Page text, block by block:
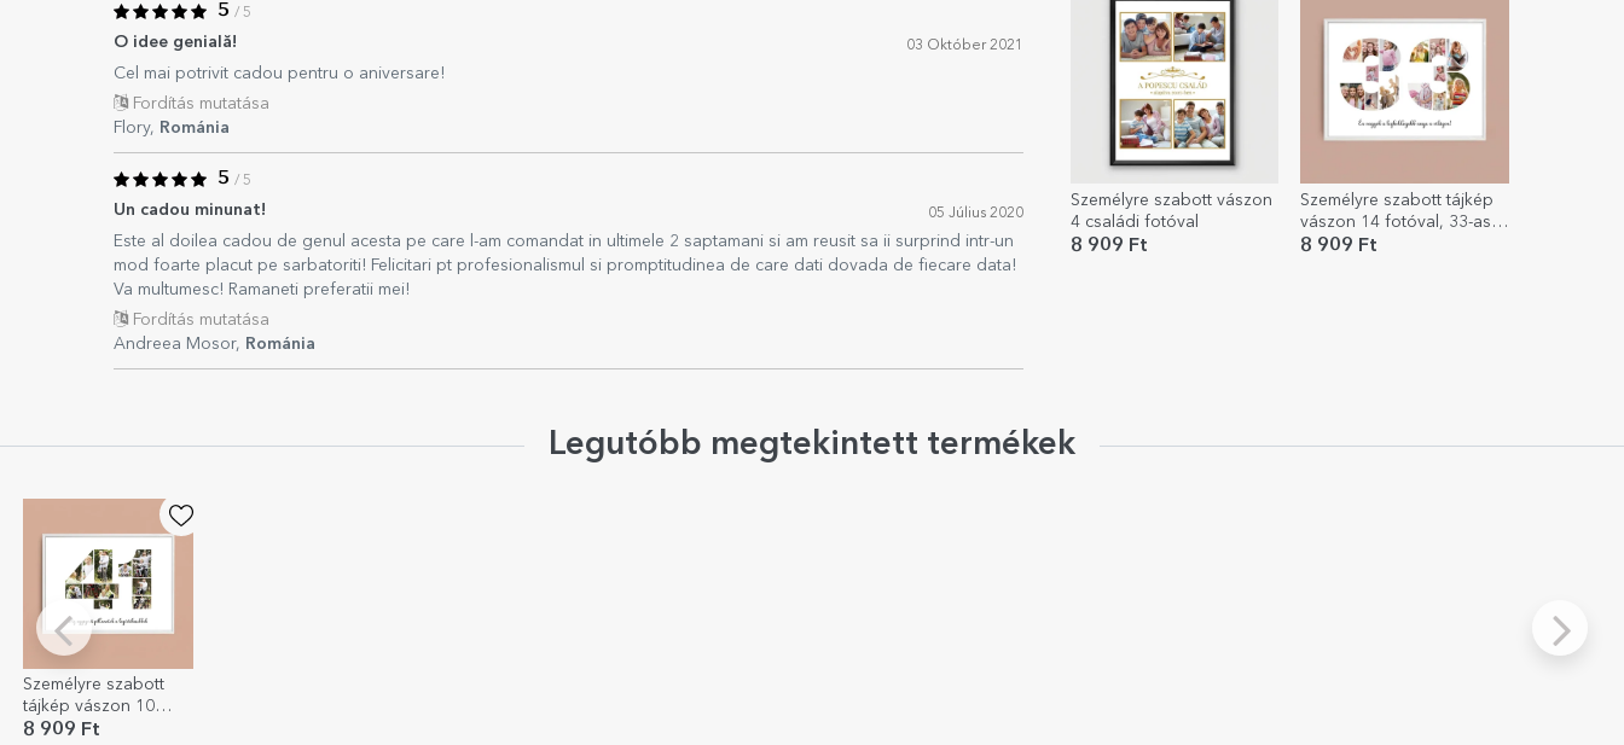
Személyre szabott vászon
4 családi fotóval
8 909 Ft
Személyre szabott tájkép
vászon 14 fotóval, 33-as
modellszámmal és
8 909 Ft
5 / 5
O idee genială! 03 Október 2021
Cel mai potrivit cadou pentru o aniversare!
Fordítás mutatása
Flory, Románia
5 / 5
Un cadou minunat! 05 Július 2020
Este al doilea cadou de genul acesta pe care l-am comandat in ultimele 2 saptamani si am reusit sa ii surprind intr-un
mod foarte placut pe sarbatoriti! Felicitari pt profesionalismul si promptitudinea de care dati dovada de fiecare data!
Va multumesc! Ramaneti preferatii mei!
Fordítás mutatása
Andreea Mosor, Románia
Legutóbb megtekintett termékek
Személyre szabott
tájkép vászon 10
fotóval, modellszám
8 909 Ft